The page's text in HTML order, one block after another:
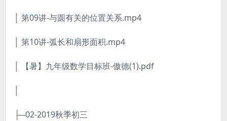
│ 第09讲-与圆有关的位置关系.mp4
│ 第10讲-弧长和扇形面积.mp4
│ 【暑】九年级数学目标班-傲德(1).pdf
├─02-2019秋季初三